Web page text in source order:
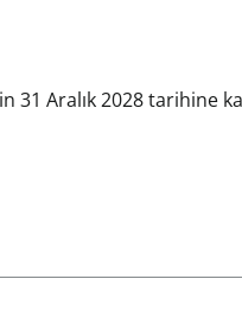
31 Aralık 2028 tarihine